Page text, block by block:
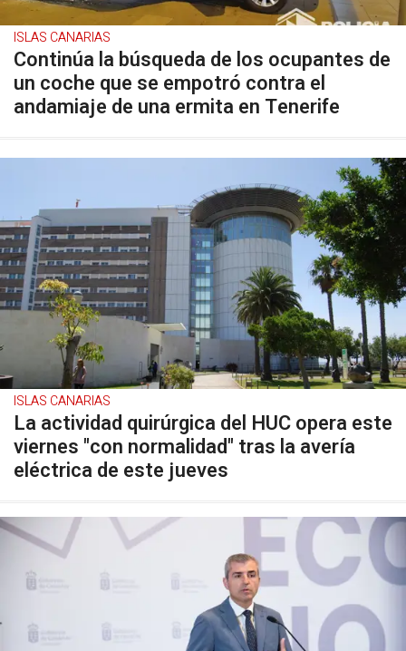
ISLAS CANARIAS
Continúa la búsqueda de los ocupantes de
un coche que se empotró contra el
andamiaje de una ermita en Tenerife
ISLAS CANARIAS
La actividad quirúrgica del HUC opera este
viernes "con normalidad" tras la avería
eléctrica de este jueves